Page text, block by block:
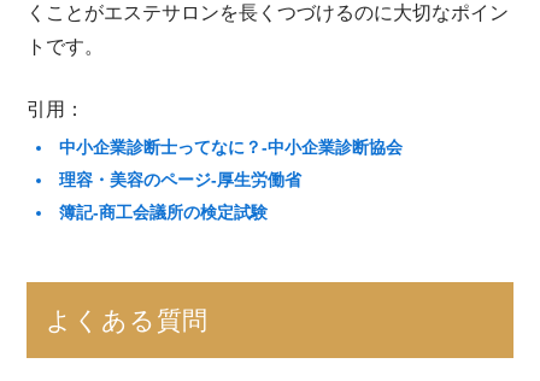
くことがエステサロンを長くつづけるのに大切なポイン
トです。
引用：
中小企業診断士ってなに？-中小企業診断協会
理容・美容のページ-厚生労働省
簿記-商工会議所の検定試験
よくある質問